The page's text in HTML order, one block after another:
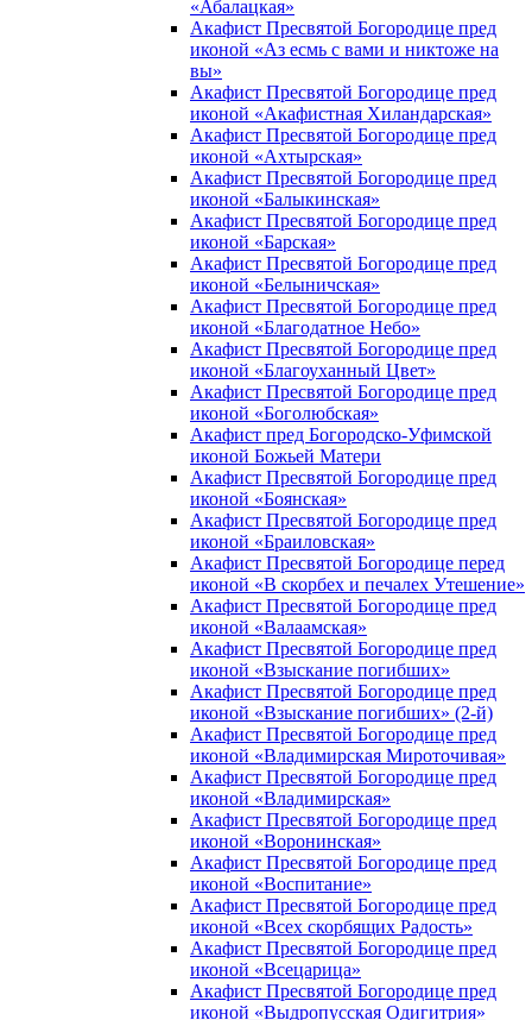
«Абалацкая»
Акафист Пресвятой Богородице пред
иконой «Аз есмь с вами и никтоже на
вы»
Акафист Пресвятой Богородице пред
иконой «Акафистная Хиландарская»
Акафист Пресвятой Богородице пред
иконой «Ахтырская»
Акафист Пресвятой Богородице пред
иконой «Балыкинская»
Акафист Пресвятой Богородице пред
иконой «Барская»
Акафист Пресвятой Богородице пред
иконой «Белыничская»
Акафист Пресвятой Богородице пред
иконой «Благодатное Небо»
Акафист Пресвятой Богородице пред
иконой «Благоуханный Цвет»
Акафист Пресвятой Богородице пред
иконой «Боголюбская»
Акафист пред Богородско-Уфимской
иконой Божьей Матери
Акафист Пресвятой Богородице пред
иконой «Боянская»
Акафист Пресвятой Богородице пред
иконой «Браиловская»
Акафист Пресвятой Богородице перед
иконой «В скорбех и печалех Утешение»
Акафист Пресвятой Богородице пред
иконой «Валаамская»
Акафист Пресвятой Богородице пред
иконой «Взыскание погибших»
Акафист Пресвятой Богородице пред
иконой «Взыскание погибших» (2-й)
Акафист Пресвятой Богородице пред
иконой «Владимирская Мироточивая»
Акафист Пресвятой Богородице пред
иконой «Владимирская»
Акафист Пресвятой Богородице пред
иконой «Воронинская»
Акафист Пресвятой Богородице пред
иконой «Воспитание»
Акафист Пресвятой Богородице пред
иконой «Всех скорбящих Радость»
Акафист Пресвятой Богородице пред
иконой «Всецарица»
Акафист Пресвятой Богородице пред
иконой «Выдропусская Одигитрия»